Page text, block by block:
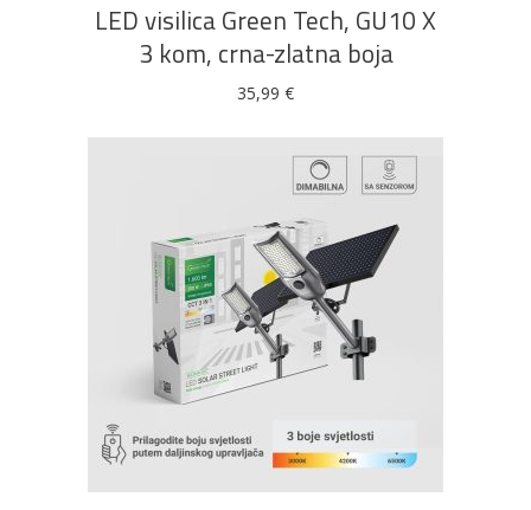
LED visilica Green Tech, GU10 X
3 kom, crna-zlatna boja
35,99 €
DODAJ U KOŠARICU